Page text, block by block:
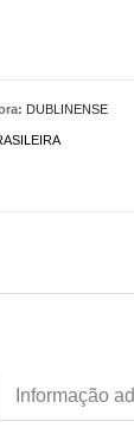
DUBLINENSE
Informação